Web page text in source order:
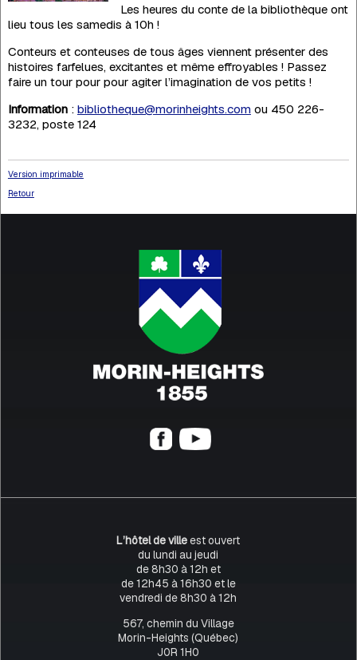
Les heures du conte de la bibliothèque ont
lieu tous les samedis à 10h !
Conteurs et conteuses de tous âges viennent présenter des
histoires farfelues, excitantes et même effroyables ! Passez
faire un tour pour pour agiter l’imagination de vos petits !
Information: bibliotheque@morinheights.com ou 450 226-
3232, poste 124
Version imprimable
Retour
L’hôtel de villeest ouvert
du lundi au jeudi
de 8h30 à 12h et
de 12h45 à 16h30 et le
vendredi de 8h30 à 12h
567, chemin du Village
Morin-Heights (Québec)
J0R 1H0